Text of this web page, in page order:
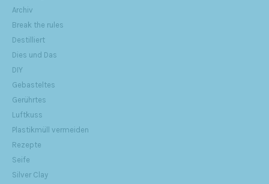
Archiv
Break the rules
Destilliert
Dies und Das
DIY
Gebasteltes
Gerührtes
Luftkuss
Plastikmüll vermeiden
Rezepte
Seife
Silver Clay